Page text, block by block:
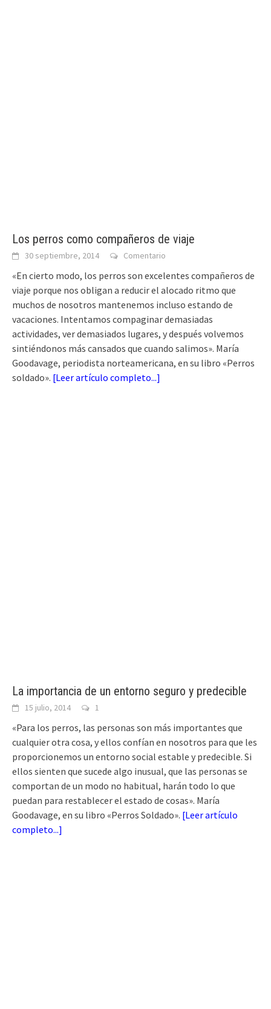
Los perros como compañeros de viaje
30 septiembre, 2014 Comentario
«En cierto modo, los perros son excelentes compañeros de
viaje porque nos obligan a reducir el alocado ritmo que
muchos de nosotros mantenemos incluso estando de
vacaciones. Intentamos compaginar demasiadas
actividades, ver demasiados lugares, y después volvemos
sintiéndonos más cansados que cuando salimos». María
Goodavage, periodista norteamericana, en su libro «Perros
soldado». [Leer artículo completo...]
La importancia de un entorno seguro y predecible
15 julio, 2014 1
«Para los perros, las personas son más importantes que
cualquier otra cosa, y ellos confían en nosotros para que les
proporcionemos un entorno social estable y predecible. Si
ellos sienten que sucede algo inusual, que las personas se
comportan de un modo no habitual, harán todo lo que
puedan para restablecer el estado de cosas». María
Goodavage, en su libro «Perros Soldado». [Leer artículo
completo...]